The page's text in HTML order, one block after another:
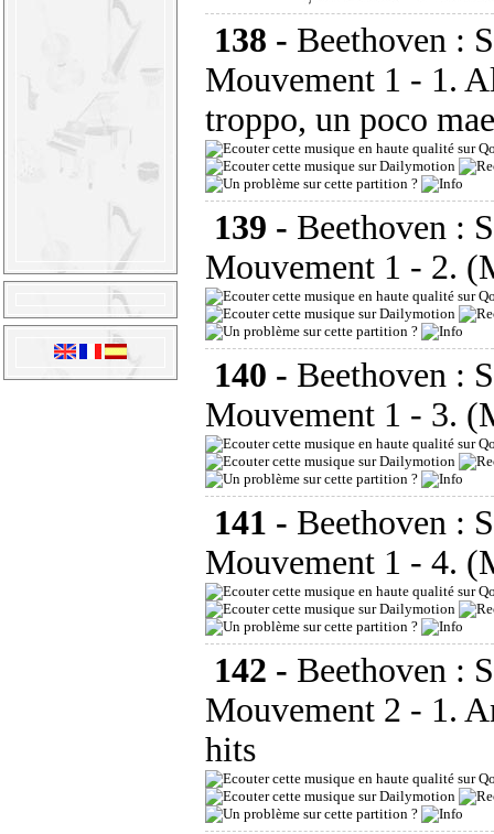
138 - Beethoven :
Mouvement 1 - 1.
troppo, un poco
139 - Beethoven :
Mouvement 1 - 2.
140 - Beethoven :
Mouvement 1 - 3.
141 - Beethoven :
Mouvement 1 - 4.
142 - Beethoven :
Mouvement 2 - 1.
hits